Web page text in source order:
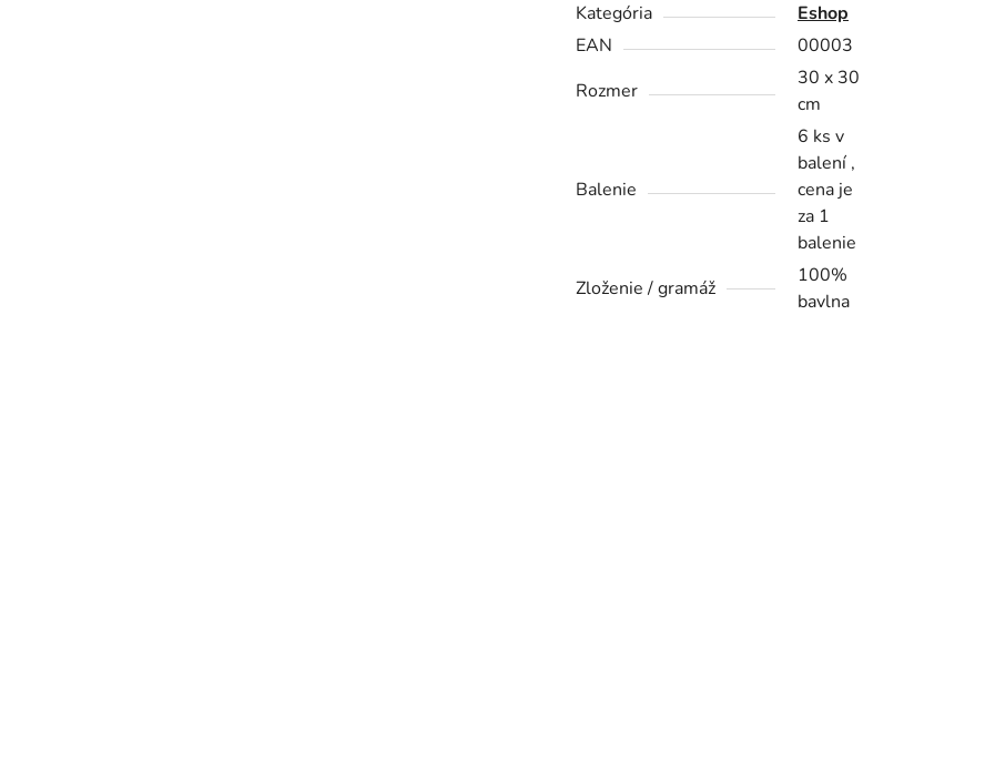
Kategória
Eshop
EAN
00003
Rozmer
30 x 30
cm
Balenie
6 ks v
balení ,
cena je
za 1
balenie
Zloženie / gramáž
100%
bavlna